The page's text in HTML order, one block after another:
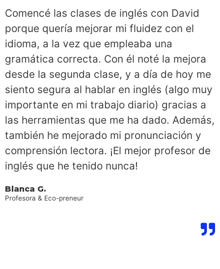
Comencé las clases de inglés con David
porque quería mejorar mi fluidez con el
idioma, a la vez que empleaba una
gramática correcta. Con él noté la mejora
desde la segunda clase, y a día de hoy me
siento segura al hablar en inglés (algo muy
importante en mi trabajo diario) gracias a
las herramientas que me ha dado. Además,
también he mejorado mi pronunciación y
comprensión lectora. ¡El mejor profesor de
inglés que he tenido nunca!
Blanca G.
Profesora & Eco-preneur